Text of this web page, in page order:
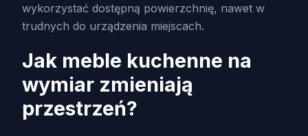
wykorzystać dostępną powierzchnię, nawet w
trudnych do urządzenia miejscach.
Jak meble kuchenne na
wymiar zmieniają
przestrzeń?